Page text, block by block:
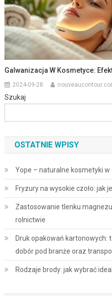
Galwanizacja W Kosmetyce:
2024-09-28
Szukaj
OSTATNIE WPISY
Yope – naturalne kosmetyki
Fryzury na wysokie czoło: jak
Zastosowanie tlenku
rolnictwie
Druk opakowań kartonowych:
dobór pod branże oraz
Rodzaje brody: jak wybrać